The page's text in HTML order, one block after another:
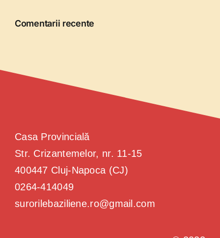
Comentarii recente
Casa Provincială
Str. Crizantemelor, nr. 11-15
400447 Cluj-Napoca (CJ)
0264-414049
surorilebaziliene.ro@gmail.com